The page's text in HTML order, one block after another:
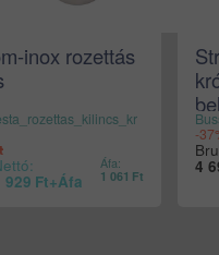
inox rozettás
929 Ft+Áfa
Áfa:
1 061 Ft
-
4